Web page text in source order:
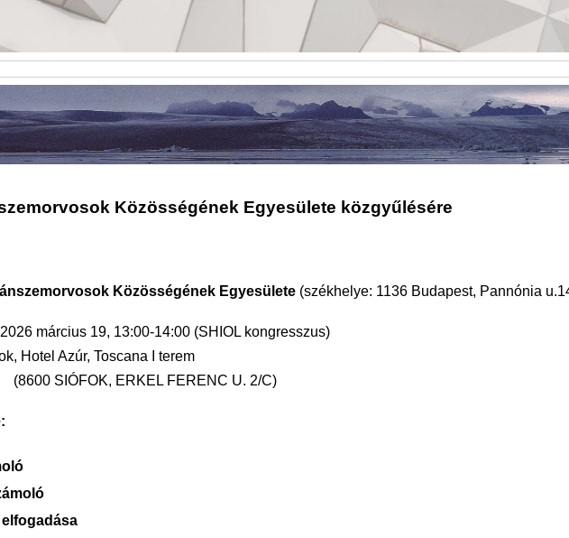
Közösségének Egyesülete közgyűlésére
Közösségének Egyesülete (székhelye: 1136 Budapest, Pannónia
március 19, 13:00-14:00 (SHIOL kongresszus)
Hotel Azúr, Toscana I terem
(8600 SIÓFOK, ERKEL FERENC U. 2/C)